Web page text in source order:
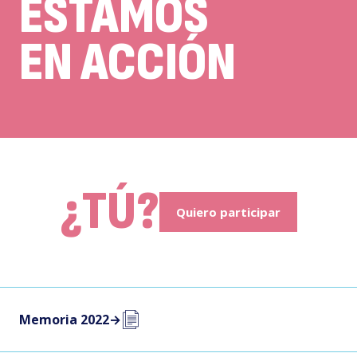
ESTAMOS
EN ACCIÓN
¿TÚ? Quiero participar
Memoria 2022→